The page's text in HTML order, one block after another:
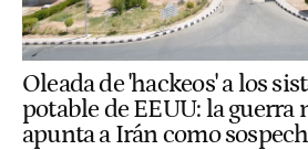
Oleada de 'hackeos' a los
potable de EEUU: la guerra
apunta a Irán como